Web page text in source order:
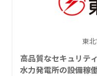
東
高品質なセキュリテ
水力発電所の設備稼